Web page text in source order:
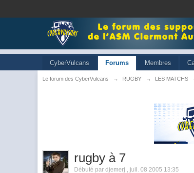
CyberVulcans Forums Membres
Le forum des CyberVulcans → RUGBY → LES MATCHS
rugby à 7
Débuté pardjemerj , juil. 08 2005 13:35